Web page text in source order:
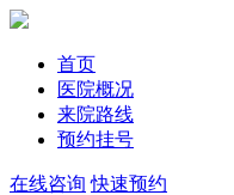
首页
医院概况
来院路线
预约挂号
在线咨询 快速预约